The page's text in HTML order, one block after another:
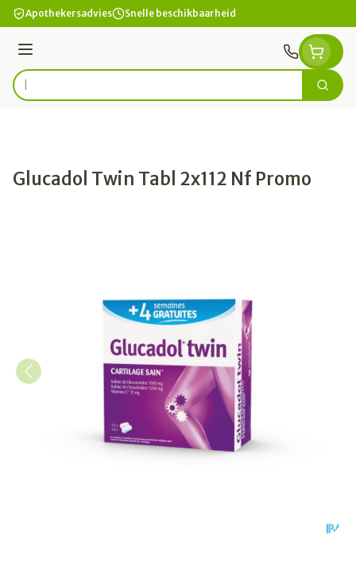
Ga naar de inhoud
Apothekersadvies Snelle beschikbaarheid
Menu
Product, merk, categorie... Zoek
Glucadol Twin Tabl 2x112 Nf Promo